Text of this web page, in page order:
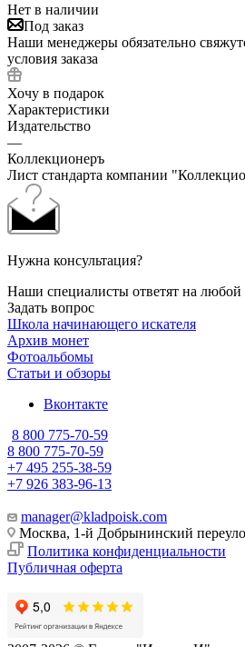
Нет в наличии
Под заказ
Наши менеджеры обязательно
условия заказа
Хочу в подарок
Характеристики
Издательство
—
Коллекционеръ
Лист стандарта компании
Нужна консультация?
Наши специалисты ответят на
Задать вопрос
Школа начинающего искателя
Архив монет
Фотоальбомы
Статьи и обзоры
Вконтакте
8 800 775-70-59
8 800 775-70-59
+7 495 255-38-59
+7 926 383-96-13
manager@kladpoisk.com
Москва, 1-й Добрынинский
Политика конфиденциальности
Публичная оферта